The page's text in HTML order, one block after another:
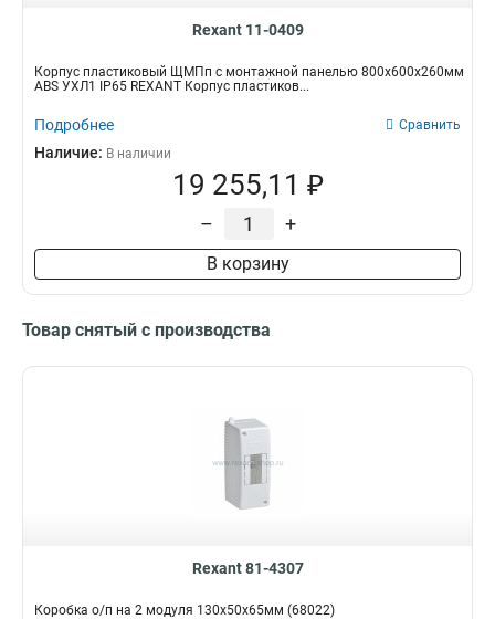
Rexant 11-0409
Корпус пластиковый ЩМПп с монтажной панелью 800х600х260мм
ABS УХЛ1 IP65 REXANT Корпус пластиков...
Подробнее Сравнить
Наличие: В наличии
19 255,11 ₽
– +
В корзину
Товар снятый с производства
Rexant 81-4307
Коробка о/п на 2 модуля 130х50х65мм (68022)